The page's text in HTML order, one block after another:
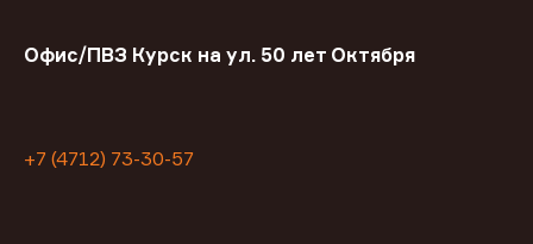
Офис/ПВЗ Курск на ул. 50 лет Октября
+7 (4712) 73-30-57